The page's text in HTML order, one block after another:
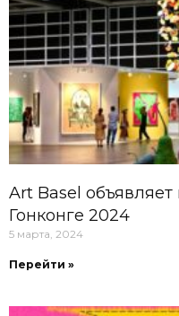
Art Basel
Гонконге 2024
5 марта, 2024
Перейти »